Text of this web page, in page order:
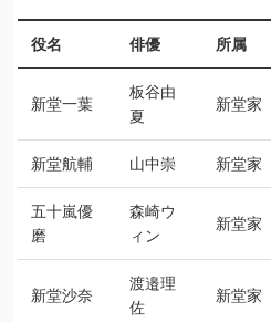
役名 俳優 所属
新堂一葉
板谷由
夏
新堂家
新堂航輔 山中崇 新堂家
五十嵐優
磨
森崎ウ
ィン
新堂家
新堂沙奈
渡邉理
佐
新堂家